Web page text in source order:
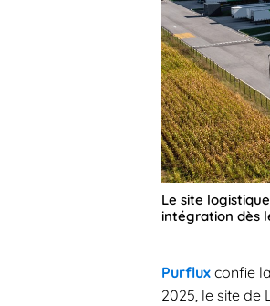
Le site
intégration dès
Purflux confie
2025, le site de